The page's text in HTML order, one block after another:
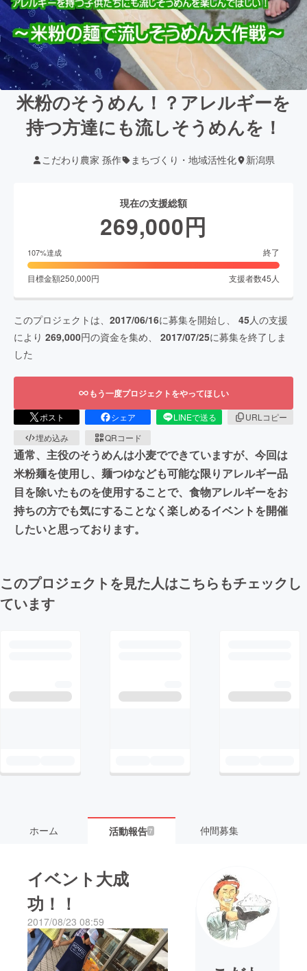
米粉のそうめん！？アレルギーを
持つ方達にも流しそうめんを！
こだわり農家 孫作 まちづくり・地域活性化 新潟県
現在の支援総額
269,000円
107%達成 終了
目標金額250,000円 支援者数45 人
このプロジェクトは、 2017/06/16に募集を開始し、 45人の支援
により 269,000円の資金を集め、 2017/07/25に募集を終了しま
した
もう一度プロジェクトをやってほしい
ポスト シェア LINEで送る
URLコピー
埋め込み
QRコード
通常、主役のそうめんは小麦でできていますが、今回は
米粉麺を使用し、麺つゆなども可能な限りアレルギー品
目を除いたものを使用することで、食物アレルギーをお
持ちの方でも気にすることなく楽しめるイベントを開催
したいと思っております。
このプロジェクトを見た人はこちらもチェックし
ています
ホーム 活動報告7 仲間募集
イベント大成
功！！
2017/08/23 08:59